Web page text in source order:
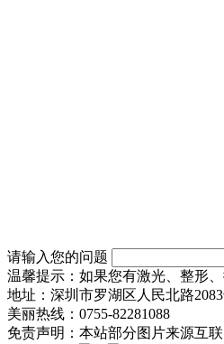
请输入您的问题
温馨提示：如果您有激光、整形
地址：深圳市罗湖区人民北路
美丽热线：0755-82281088
免责声明：本站部分图片来源互